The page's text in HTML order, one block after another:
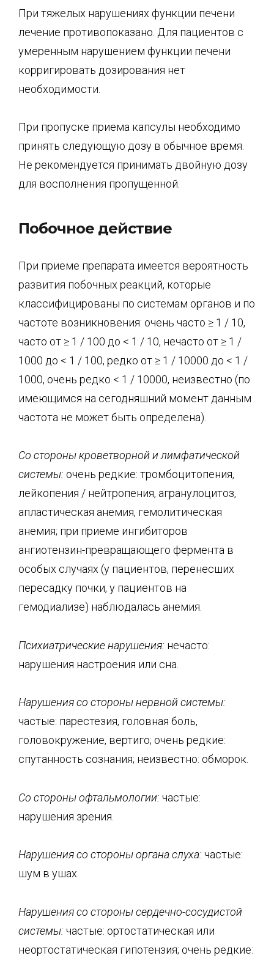
При тяжелых нарушениях функции печени
лечение противопоказано. Для пациентов с
умеренным нарушением функции печени
корригировать дозирования нет
необходимости.
При пропуске приема капсулы необходимо
принять следующую дозу в обычное время.
Не рекомендуется принимать двойную дозу
для восполнения пропущенной.
Побочное действие
При приеме препарата имеется вероятность
развития побочных реакций, которые
классифицированы по системам органов и по
частоте возникновения: очень часто ≥ 1 / 10,
часто от ≥ 1 / 100 до < 1 / 10, нечасто от ≥ 1 /
1000 до < 1 / 100, редко от ≥ 1 / 10000 до < 1 /
1000, очень редко < 1 / 10000, неизвестно (по
имеющимся на сегодняшний момент данным
частота не может быть определена).
Со стороны кроветворной и лимфатической
системы: очень редкие: тромбоцитопения,
лейкопения / нейтропения, агранулоцитоз,
апластическая анемия, гемолитическая
анемия; при приеме ингибиторов
ангиотензин-превращающего фермента в
особых случаях (у пациентов, перенесших
пересадку почки, у пациентов на
гемодиализе) наблюдалась анемия.
Психиатрические нарушения: нечасто:
нарушения настроения или сна.
Нарушения со стороны нервной системы:
частые: парестезия, головная боль,
головокружение, вертиго; очень редкие:
спутанность сознания; неизвестно: обморок.
Со стороны офтальмологии: частые:
нарушения зрения.
Нарушения со стороны органа слуха: частые:
шум в ушах.
Нарушения со сторонысердечно-сосудистой
системы: частые: ортостатическая или
неортостатическая гипотензия; очень редкие: